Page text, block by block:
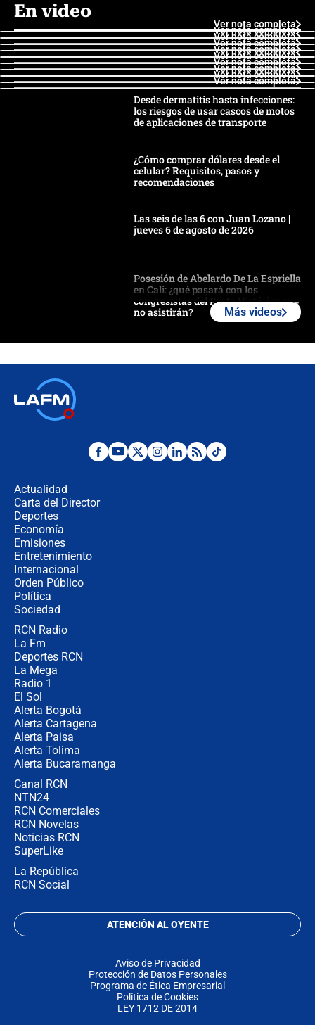
En video
Ver nota completa
Ver nota completa
Ver nota completa
Ver nota completa
Ver nota completa
Ver nota completa
Ver nota completa
Ver nota completa
Ver nota completa
Ver nota completa
Desde dermatitis hasta infecciones:
los riesgos de usar cascos de motos
de aplicaciones de transporte
¿Cómo comprar dólares desde el
celular? Requisitos, pasos y
recomendaciones
Las seis de las 6 con Juan Lozano |
jueves 6 de agosto de 2026
Posesión de Abelardo De La Espriella
en Cali: ¿qué pasará con los
congresistas del Pacto Histórico que
no asistirán?
¿Por qué De la Espriella gobernará
Más videos
Actualidad
Carta del Director
Deportes
Economía
Emisiones
Entretenimiento
Internacional
Orden Público
Política
Sociedad
RCN Radio
La Fm
Deportes RCN
La Mega
Radio 1
El Sol
Alerta Bogotá
Alerta Cartagena
Alerta Paisa
Alerta Tolima
Alerta Bucaramanga
Canal RCN
NTN24
RCN Comerciales
RCN Novelas
Noticias RCN
SuperLike
La República
RCN Social
ATENCIÓN AL OYENTE
Aviso de Privacidad
Protección de Datos Personales
Programa de Ética Empresarial
Política de Cookies
LEY 1712 DE 2014